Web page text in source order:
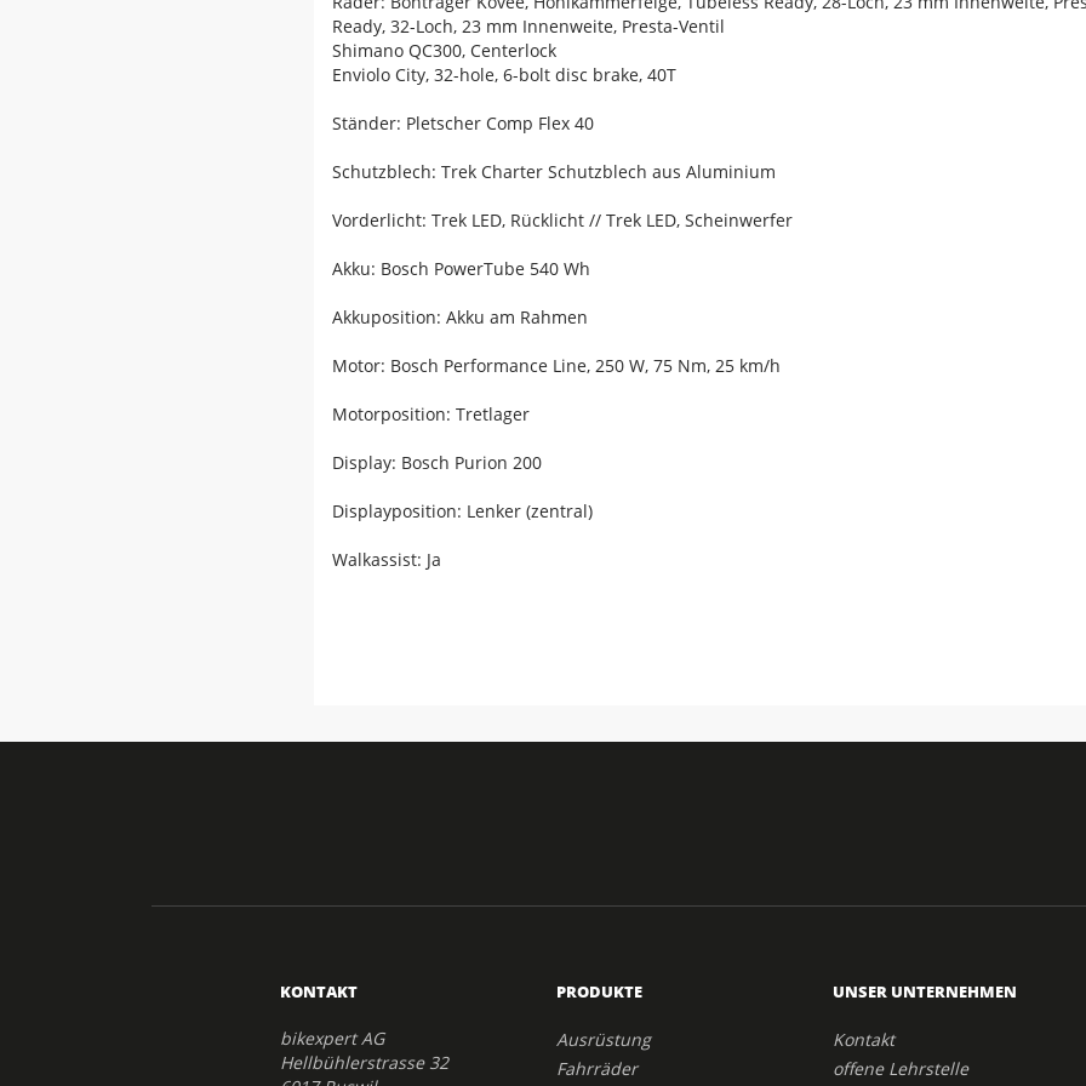
Ready, 32-Loch, 23 mm Innenweite, Presta-Ventil
Shimano QC300, Centerlock
Enviolo City, 32-hole, 6-bolt disc brake, 40T
Ständer: Pletscher Comp Flex 40
Schutzblech: Trek Charter Schutzblech aus Aluminium
Vorderlicht: Trek LED, Rücklicht // Trek LED, Scheinwerfer
Akku: Bosch PowerTube 540 Wh
Akkuposition: Akku am Rahmen
Motor: Bosch Performance Line, 250 W, 75 Nm, 25 km/h
Motorposition: Tretlager
Display: Bosch Purion 200
Displayposition: Lenker (zentral)
Walkassist: Ja
KONTAKT
bikexpert AG
Hellbühlerstrasse 32
PRODUKTE
Ausrüstung
Fahrräder
UNSER UNTERNEHMEN
Kontakt
offene Lehrstelle